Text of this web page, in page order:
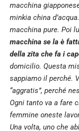
macchina
minkia china
macchina pure. Poi
macchina se la è
della zita che fa i
domicilio. Questa
sappiamo il perché.
“aggratis”, perché
Ogni tanto va a fare
femmine oneste
Una volta, uno che